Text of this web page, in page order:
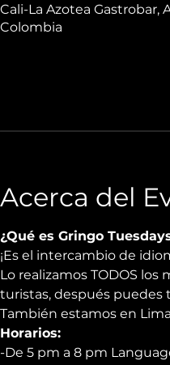
Cali-La Azotea Gastrobar,
Colombia
Acerca del
¿Qué es Gringo
¡Es el intercambio de
Lo realizamos TODOS
turistas, después
También estamos en
Horarios:
-De 5 pm a 8 pm